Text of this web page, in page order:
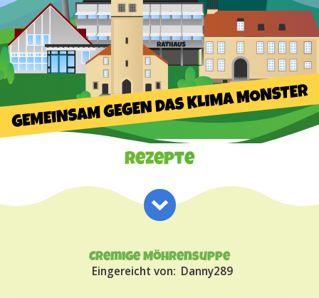
Rezepte
Cremige Möhrensuppe
Eingereicht von: Danny289